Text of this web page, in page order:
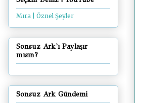
Mıra | Öznel Şeyler
Sonsuz Ark'ı Paylaşır
mısın?
Sonsuz Ark Gündemi